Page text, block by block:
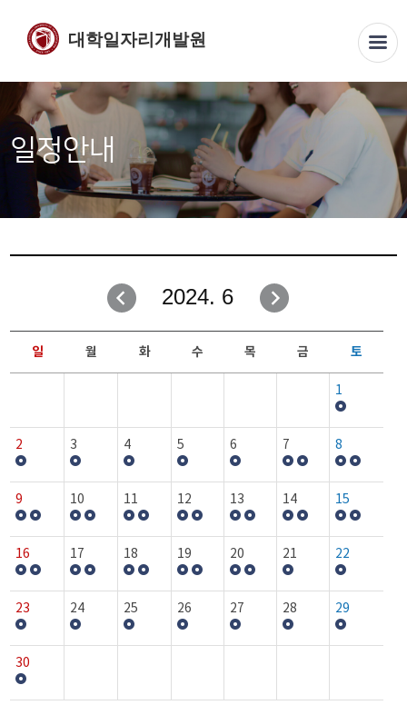
대학일자리개발원
일정안내
2024. 6
일 월 화 수 목 금 토
1
2 3 4 5 6 7 8
9 10 11 12 13 14 15
16 17 18 19 20 21 22
23 24 25 26 27 28 29
30